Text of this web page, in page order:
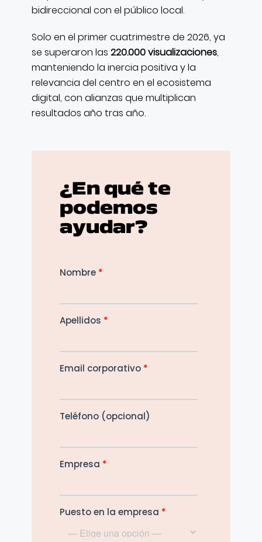
bidireccional con el público local.
Solo en el primer cuatrimestre de 2026, ya
se superaron las 220.000 visualizaciones,
manteniendo la inercia positiva y la
relevancia del centro en el ecosistema
digital, con alianzas que multiplican
resultados año tras año.
¿En qué te
podemos
ayudar?